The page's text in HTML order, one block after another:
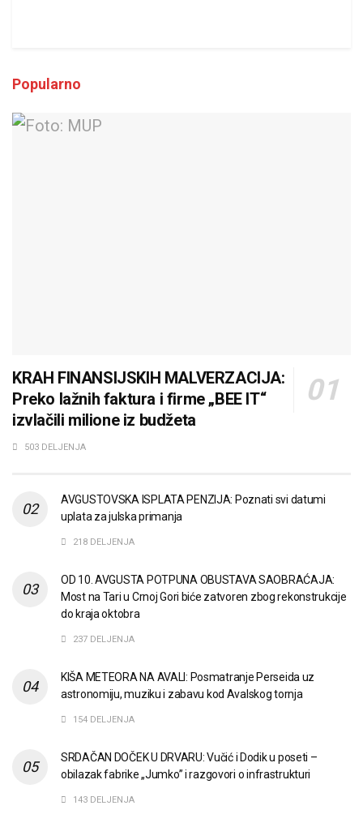
Popularno
KRAH FINANSIJSKIH MALVERZACIJA:
Preko lažnih faktura i firme „BEE IT“
izvlačili milione iz budžeta
503 DELJENJA
AVGUSTOVSKA ISPLATA PENZIJA: Poznati svi datumi
uplata za julska primanja
218 DELJENJA
OD 10. AVGUSTA POTPUNA OBUSTAVA SAOBRAĆAJA:
Most na Tari u Crnoj Gori biće zatvoren zbog rekonstrukcije
do kraja oktobra
237 DELJENJA
KIŠA METEORA NA AVALI: Posmatranje Perseida uz
astronomiju, muziku i zabavu kod Avalskog tornja
154 DELJENJA
SRDAČAN DOČEK U DRVARU: Vučić i Dodik u poseti –
obilazak fabrike „Jumko” i razgovori o infrastrukturi
143 DELJENJA